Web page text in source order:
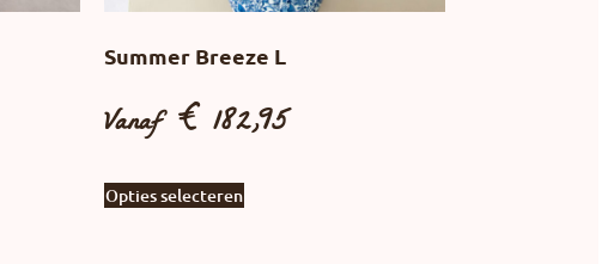
Summer Breeze L
Vanaf €182,95
Opties selecteren